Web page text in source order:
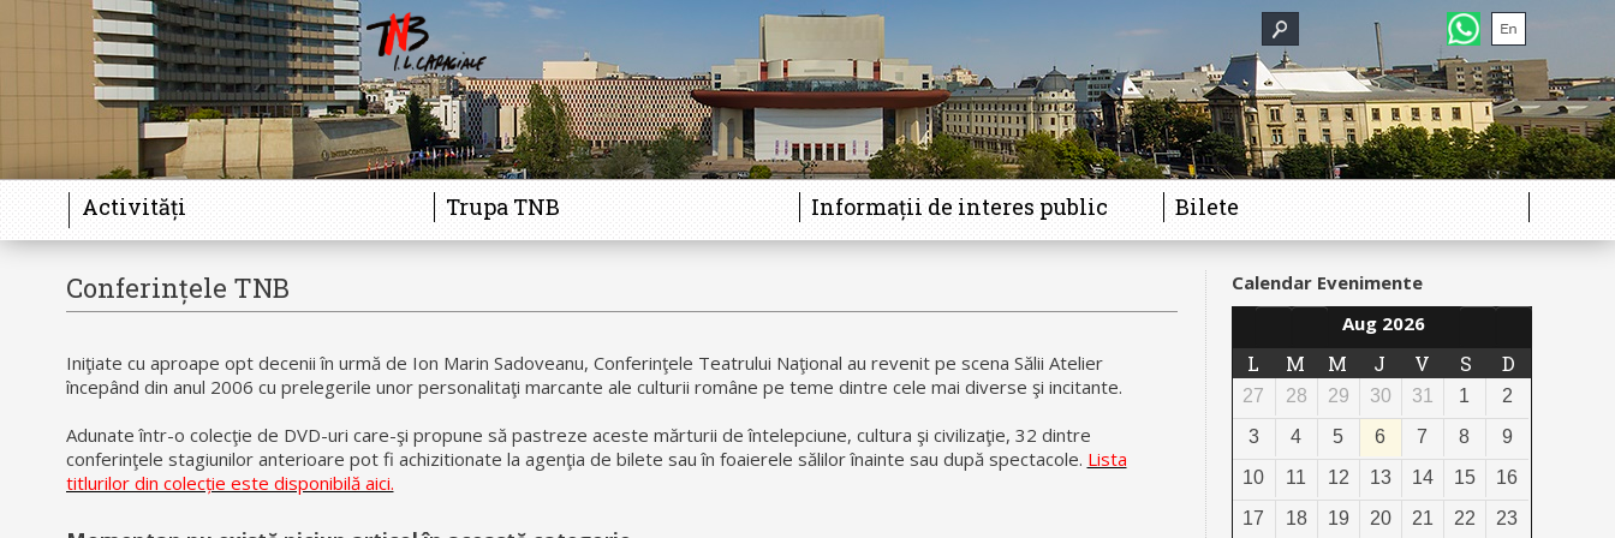
Activități Trupa TNB Informații de interes public Bilete
Conferințele TNB
Iniţiate cu aproape opt decenii în urmă de Ion Marin Sadoveanu, Conferinţele Teatrului Naţional au revenit pe scena Sălii Atelier
începând din anul 2006 cu prelegerile unor personalitaţi marcante ale culturii române pe teme dintre cele mai diverse şi incitante.
Adunate într-o colecţie de DVD-uri care-şi propune să pastreze aceste mărturii de întelepciune, cultura şi civilizaţie, 32 dintre
conferinţele stagiunilor anterioare pot fi achizitionate la agenţia de bilete sau în foaierele sălilor înainte sau după spectacole. Lista
titlurilor din colecție este disponibilă aici.
Calendar Evenimente
Aug 2026
L M M J V S D
27 28 29 30 31 1
2
3
4 5 6 7 8
9
10
11 12 13 14 15
16
17
18 19 20 21 22
23